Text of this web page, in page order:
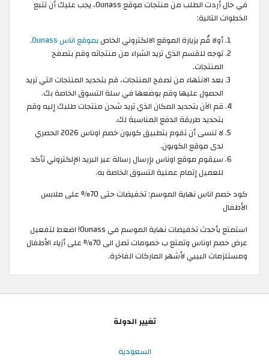
في حال أردت الطلب من منتجات موقع Ounass، يجب عليك أن تتبع
الخطوات التالية:
أولا قُم بزيارة الموقع الالكتروني الخاص بموقع اناس Ounass
.
توجه للقسم الذي تريد الشراء من منتجاته وقم بتصفح
المنتجات.
بعد الانتهاء من تصفح المنتجات، قم بتحديد المنتجات التي تريد
الحصول عليها وقم بوضعها في سلة التسوق الخاصة بك.
قم الآن بتحديد المكان الذي تريد شحن منتجات طلبك إليه وقم
بتحديد طريقة الدفع المناسبة لك.
لا تنسى أن تقوم بتطبيق كوبون خصم اوناس 2026 الحصري
لدى موقع الكوبون.
سيقوم موقع اوناس بإرسال رسالة عبر البريد الإلكتروني تأكد
للعميل إتمام عملية التسوق الخاصة به.
كود خصم اناس نهاية الموسم: تخفيضات حتى 70% على ملابس
الأطفال
استمتع بأحدث تخفيضات نهاية الموسم في Ounass! اضغط لتفعيل
عرض خصم اوناس وتمتع ب خصومات تصل الى 70% على أزياء الأطفال
ومستلزمات البيبي لأشهر الماركات الفاخرة.
تغيير الدولة
السعودية